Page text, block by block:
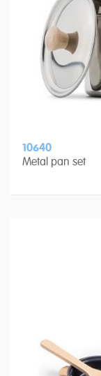
10640
Metal pan set